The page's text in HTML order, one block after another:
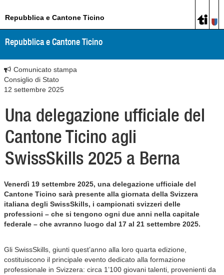
Repubblica e Cantone Ticino
Repubblica e Cantone Ticino
Comunicato stampa
Consiglio di Stato
12 settembre 2025
Una delegazione ufficiale del
Cantone Ticino agli
SwissSkills 2025 a Berna
Venerdì 19 settembre 2025, una delegazione ufficiale del
Cantone Ticino sarà presente alla giornata della Svizzera
italiana degli SwissSkills, i campionati svizzeri delle
professioni – che si tengono ogni due anni nella capitale
federale – che avranno luogo dal 17 al 21 settembre 2025.
Gli SwissSkills, giunti quest’anno alla loro quarta edizione,
costituiscono il principale evento dedicato alla formazione
professionale in Svizzera: circa 1’100 giovani talenti, provenienti da